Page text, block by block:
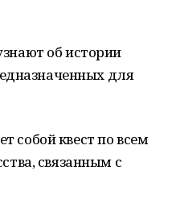
об истории
для
собой квест по всем
связанным с